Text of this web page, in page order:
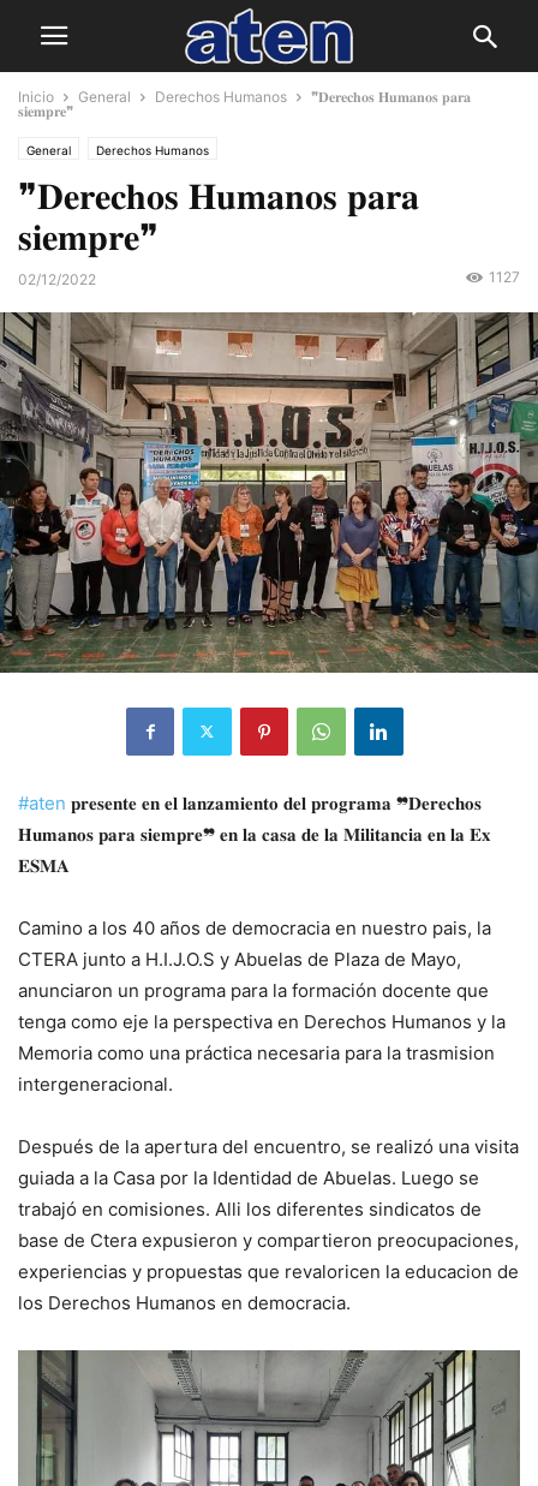
Inicio General Derechos Humanos
❞𝐃𝐞𝐫𝐞𝐜𝐡𝐨𝐬 𝐇𝐮𝐦𝐚𝐧𝐨𝐬 𝐩𝐚𝐫𝐚
𝐬𝐢𝐞𝐦𝐩𝐫𝐞❞
General Derechos Humanos
❞𝐃𝐞𝐫𝐞𝐜𝐡𝐨𝐬 𝐇𝐮𝐦𝐚𝐧𝐨𝐬 𝐩𝐚𝐫𝐚
𝐬𝐢𝐞𝐦𝐩𝐫𝐞❞
02/12/2022 1127
#aten 𝐩𝐫𝐞𝐬𝐞𝐧𝐭𝐞 𝐞𝐧 𝐞𝐥 𝐥𝐚𝐧𝐳𝐚𝐦𝐢𝐞𝐧𝐭𝐨 𝐝𝐞𝐥 𝐩𝐫𝐨𝐠𝐫𝐚𝐦𝐚 ❞𝐃𝐞𝐫𝐞𝐜𝐡𝐨𝐬
𝐇𝐮𝐦𝐚𝐧𝐨𝐬 𝐩𝐚𝐫𝐚 𝐬𝐢𝐞𝐦𝐩𝐫𝐞❞ 𝐞𝐧 𝐥𝐚 𝐜𝐚𝐬𝐚 𝐝𝐞 𝐥𝐚 𝐌𝐢𝐥𝐢𝐭𝐚𝐧𝐜𝐢𝐚 𝐞𝐧 𝐥𝐚 𝐄𝐱
𝐄𝐒𝐌𝐀
Camino a los 40 años de democracia en nuestro pais, la
CTERA junto a H.I.J.O.S y Abuelas de Plaza de Mayo,
anunciaron un programa para la formación docente que
tenga como eje la perspectiva en Derechos Humanos y la
Memoria como una práctica necesaria para la trasmision
intergeneracional.
Después de la apertura del encuentro, se realizó una visita
guiada a la Casa por la Identidad de Abuelas. Luego se
trabajó en comisiones. Alli los diferentes sindicatos de
base de Ctera expusieron y compartieron preocupaciones,
experiencias y propuestas que revaloricen la educacion de
los Derechos Humanos en democracia.